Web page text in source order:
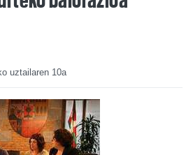
uztailaren 10a